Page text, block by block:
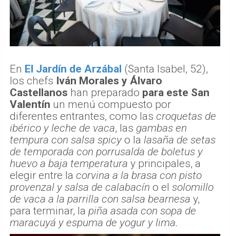
En El Jardín de Arzábal (Santa Isabel, 52),
los chefs Iván Morales y Álvaro
Castellanos han preparado para este San
Valentín un menú compuesto por
diferentes entrantes, como las croquetas de
ibérico y leche de vaca, las gambas en
tempura con salsa spicy o la lasaña de setas
de temporada con porrusalda de boletus y
huevo a baja temperatura y principales, a
elegir entre la corvina a la brasa con pisto
provenzal y salsa de calabacín o el solomillo
de vaca a la parrilla con salsa bearnesa y,
para terminar, la piña asada con sopa de
maracuyá y espuma de yogur y lima.